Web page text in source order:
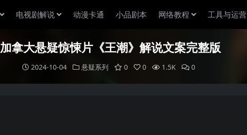
电视剧解说 动漫卡通 小品剧本 网络教程 工具与运营
加拿大悬疑惊悚片《王潮》解说文案完整版
2024-10-04 悬疑系列 0 0 1.5K 0